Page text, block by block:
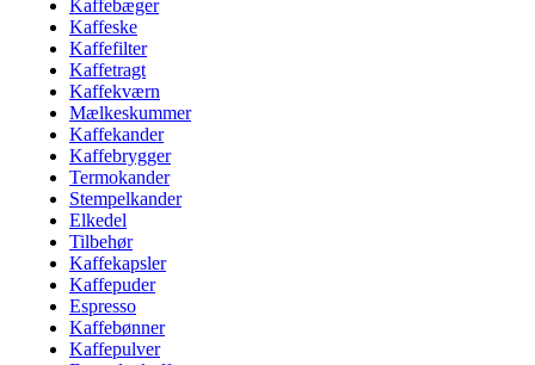
Kaffebæger
Kaffeske
Kaffefilter
Kaffetragt
Kaffekværn
Mælkeskummer
Kaffekander
Kaffebrygger
Termokander
Stempelkander
Elkedel
Tilbehør
Kaffekapsler
Kaffepuder
Espresso
Kaffebønner
Kaffepulver